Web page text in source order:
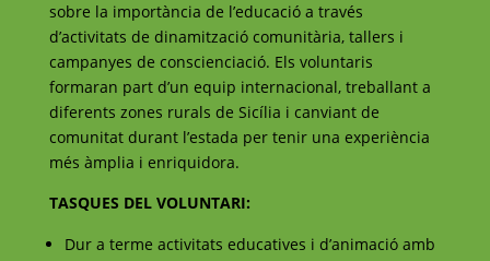
sobre la importància de l’educació a través
d’activitats de dinamització comunitària, tallers i
campanyes de conscienciació. Els voluntaris
formaran part d’un equip internacional, treballant a
diferents zones rurals de Sicília i canviant de
comunitat durant l’estada per tenir una experiència
més àmplia i enriquidora.
TASQUES DEL VOLUNTARI:
Dur a terme activitats educatives i d’animació amb